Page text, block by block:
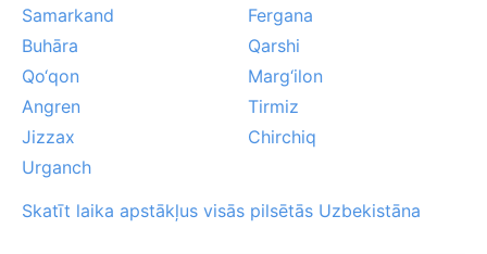
Samarkand
Fergana
Buhāra
Qarshi
Qo‘qon
Marg‘ilon
Angren
Tirmiz
Jizzax
Chirchiq
Urganch
Skatīt laika apstākļus visās pilsētās Uzbekistāna